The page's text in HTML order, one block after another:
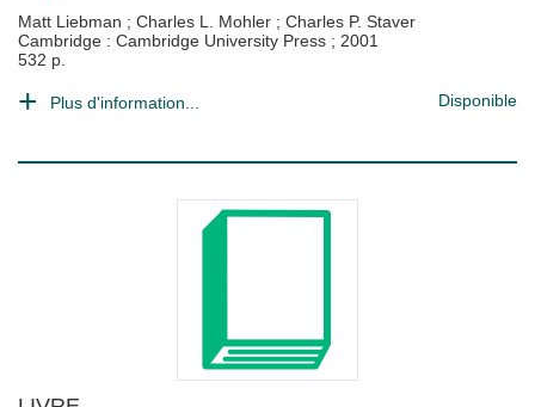
Matt Liebman ; Charles L. Mohler ; Charles P. Staver
Cambridge : Cambridge University Press ; 2001
532 p.
Plus d'information... Disponible